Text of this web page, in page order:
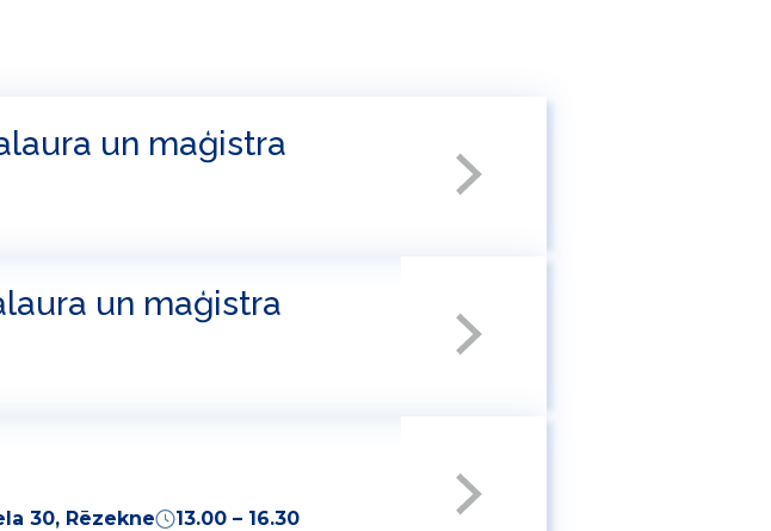
un maģistra
un maģistra
30, Rēzekne 13.00 – 16.30